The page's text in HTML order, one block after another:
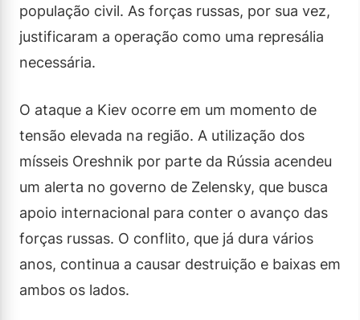
população civil. As forças russas, por sua vez,
justificaram a operação como uma represália
necessária.
O ataque a Kiev ocorre em um momento de
tensão elevada na região. A utilização dos
mísseis Oreshnik por parte da Rússia acendeu
um alerta no governo de Zelensky, que busca
apoio internacional para conter o avanço das
forças russas. O conflito, que já dura vários
anos, continua a causar destruição e baixas em
ambos os lados.